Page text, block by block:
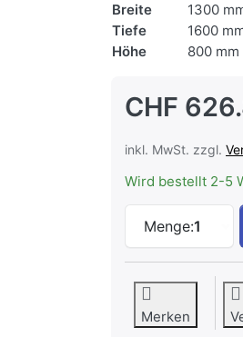
Breite
1300
Tiefe
1600
Höhe
800 mm
CHF
inkl. MwSt. zzgl.
Wird bestellt 2-5
Menge:1
Merken